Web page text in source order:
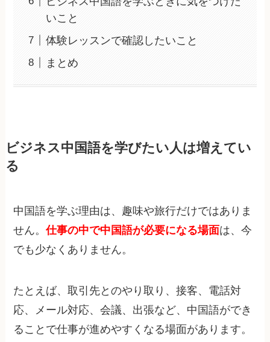
いこと
体験レッスンで確認したいこと
まとめ
ビジネス中国語を学びたい人は増えてい
る
中国語を学ぶ理由は、趣味や旅行だけではありま
せん。仕事の中で中国語が必要になる場面は、今
でも少なくありません。
たとえば、取引先とのやり取り、接客、電話対
応、メール対応、会議、出張など、中国語ができ
ることで仕事が進めやすくなる場面があります。